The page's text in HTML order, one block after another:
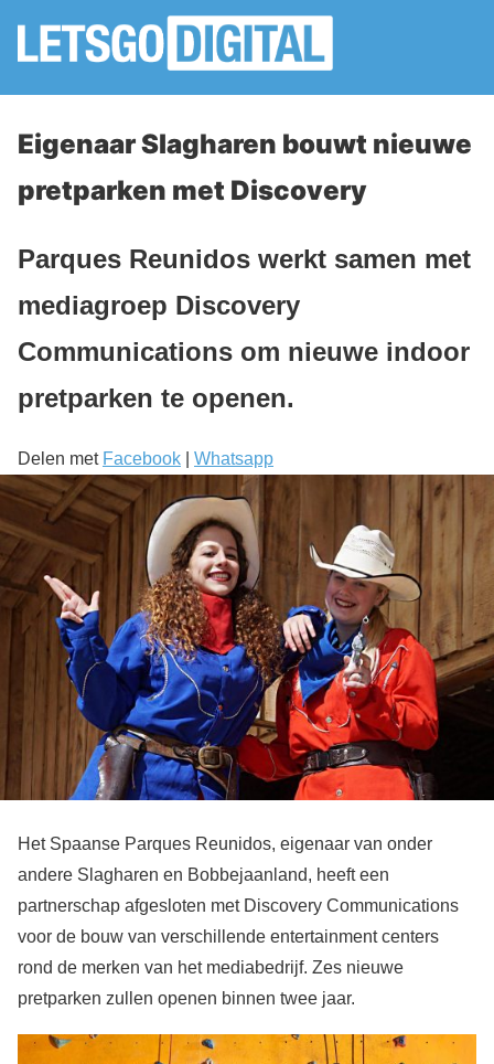
Eigenaar Slagharen bouwt nieuwe
pretparken met Discovery
Parques Reunidos werkt samen met
mediagroep Discovery
Communications om nieuwe indoor
pretparken te openen.
Delen met Facebook Whatsapp
Het Spaanse Parques Reunidos, eigenaar van onder
andere Slagharen en Bobbejaanland, heeft een
partnerschap afgesloten met Discovery Communications
voor de bouw van verschillende entertainment centers
rond de merken van het mediabedrijf. Zes nieuwe
pretparken zullen openen binnen twee jaar.